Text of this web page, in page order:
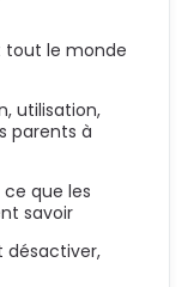
tout le monde
utilisation,
parents à
que les
savoir
désactiver,